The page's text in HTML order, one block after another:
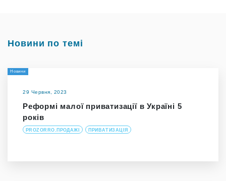
Новини по темі
Новини
29 Червня, 2023
Реформі малої приватизації в Україні 5
років
PROZORRO.ПРОДАЖІ ПРИВАТИЗАЦІЯ